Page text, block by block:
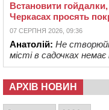
Встановити гойдалки,
Черкасах просять
07 СЕРПНЯ 2026, 09:36
Анатолій: Не
місті в садочках немає
АРХІВ НОВИН